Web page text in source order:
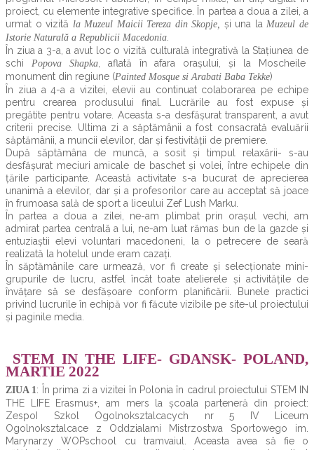
proiect, cu elemente integrative specifice. În partea a doua a zilei, a
urmat o vizită la Muzeul Maicii Tereza din Skopje, și una la Muzeul de
Istorie Naturală a Republicii Macedonia
În ziua a 3-a, a avut loc o vizită culturală integrativă la Stațiunea de
schi Popova Shapka, aflată în afara orașului, și la Moscheile
monument din regiune (Painted Mosque si Arabati Baba Tekke)
În ziua a 4-a a vizitei, elevii au continuat colaborarea pe echipe
pentru crearea produsului final. Lucrările au fost expuse și
pregătite pentru votare. Aceasta s-a desfășurat transparent, a avut
criterii precise. Ultima zi a săptămânii a fost consacrată evaluării
săptămânii, a muncii elevilor, dar și festivității de premiere.
După săptămâna de muncă, a sosit și timpul relaxării- s-au
desfășurat meciuri amicale de baschet și volei, între echipele din
țările participante. Această activitate s-a bucurat de aprecierea
unanimă a elevilor, dar și a profesorilor care au acceptat să joace
în frumoasa sală de sport a liceului Zef Lush Marku.
În partea a doua a zilei, ne-am plimbat prin orașul vechi, am
admirat partea centrală a lui, ne-am luat rămas bun de la gazde și
entuziaștii elevi voluntari macedoneni, la o petrecere de seară
realizată la hotelul unde eram cazați.
În săptămânile care urmează, vor fi create și selecționate mini-
grupurile de lucru, astfel încât toate atelierele și activitățile de
învățare să se desfășoare conform planificării. Bunele practici
privind lucrurile în echipă vor fi făcute vizibile pe site-ul proiectului
și paginile media.
STEM IN THE LIFE- GDANSK- POLAND,
MARTIE 2022
ZIUA 1: În prima zi a vizitei în Polonia în cadrul proiectului STEM IN
THE LIFE Erasmus+, am mers la școala parteneră din proiect:
ZespoI Szkol Ogolnoksztalcacych nr 5 IV Liceum
Ogolnoksztalcace z Oddzialami Mistrzostwa Sportowego im.
Marynarzy WOPschool cu tramvaiul. Aceasta avea să fie o